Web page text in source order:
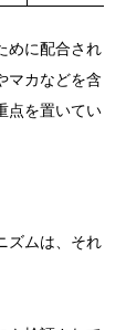
めに配合され
マカなどを含
点を置いてい
ズムは、それ